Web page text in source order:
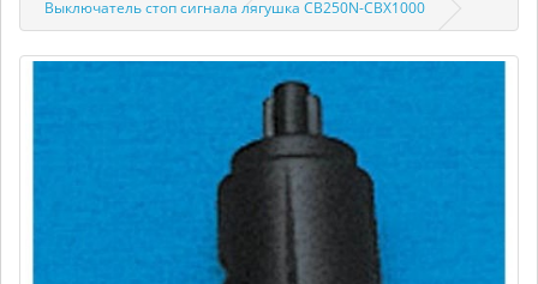
Выключатель стоп сигнала лягушка CB250N-CBX1000